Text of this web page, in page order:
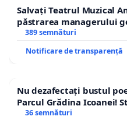
Salvați Teatrul Muzical
păstrarea managerului
ROGOJAN
389 semnături
Notificare de transparență
Nu dezafectați bustul
Parcul Grădina Icoanei!
36 semnături